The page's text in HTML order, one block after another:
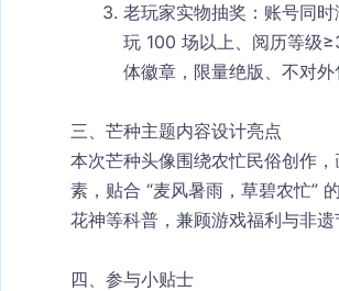
老玩家实物抽奖 ：账号同
玩 100 场以上、阅历等级
体徽章，限量绝版、不对外
三、芒种主题内容设计亮点
本次芒种头像围绕农忙民俗创作
素，贴合 “麦风暑雨，草碧农忙”
花神等科普，兼顾游戏福利与非遗
四、参与小贴士